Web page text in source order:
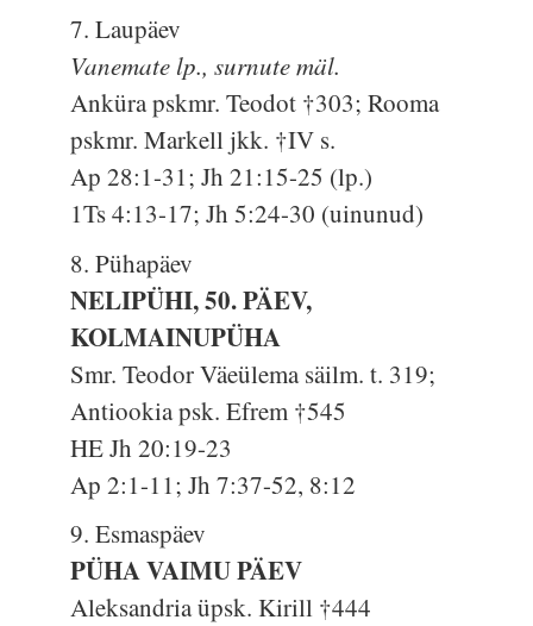
7. Laupäev
Vanemate lp., surnute mäl.
Anküra pskmr. Teodot †303; Rooma
pskmr. Markell jkk. †IV s.
Ap 28:1-31; Jh 21:15-25 (lp.)
1Ts 4:13-17; Jh 5:24-30 (uinunud)
8. Pühapäev
NELIPÜHI, 50. PÄEV,
KOLMAINUPÜHA
Smr. Teodor Väeülema säilm. t. 319;
Antiookia psk. Efrem †545
HE Jh 20:19-23
Ap 2:1-11; Jh 7:37-52, 8:12
9. Esmaspäev
PÜHA VAIMU PÄEV
Aleksandria üpsk. Kirill †444